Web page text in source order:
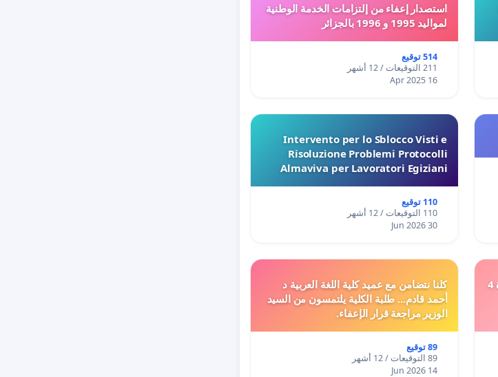
استصدار إعفاء من إلتزامات الخدمة الوطنية
لمواليد 1995 و 1996 بالجزائر
514 توقيع
211 التوقيعات / 12 أشهر
16 Apr 2025
Intervento per lo Sblocco Visti e
Risoluzione Problemi Protocolli
Almaviva per Lavoratori Egiziani
110 توقيع
110 التوقيعات / 12 أشهر
30 Jun 2026
دعم ملف تفعيل النصوص التنظيمية للمادة 4
كلنا نتضامن مع عميد كلية اللغة العربية د
أحمد قادم... طلبة الكلية يلتمسون من السيد
الوزير مراجعة قرار الإعفاء.
89 توقيع
89 التوقيعات / 12 أشهر
14 Jun 2026